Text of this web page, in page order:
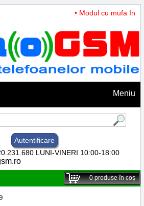
• Modul cu mufa
Meniu
Autentificare
LUNI-VINERI 10:00-18:00
0produse în coş